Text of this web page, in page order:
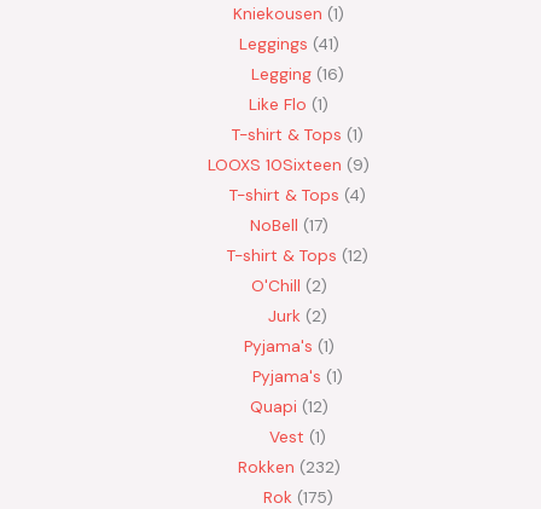
Kniekousen 1
Leggings 41
Legging 16
Like Flo 1
T-shirt & Tops 1
LOOXS 10Sixteen
9
T-shirt & Tops 4
NoBell 17
T-shirt & Tops 12
O'Chill 2
Jurk 2
Pyjama's 1
Pyjama's 1
Quapi 12
Vest 1
Rokken 232
Rok 175